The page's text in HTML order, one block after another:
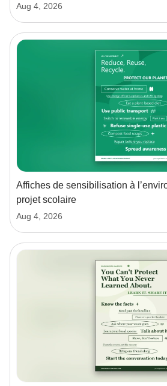
Aug 4, 2026
Affiches de sensibilisation à
projet scolaire
Aug 4, 2026